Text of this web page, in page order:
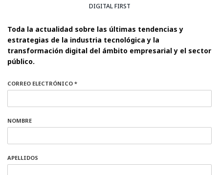
DIGITAL FIRST
Toda la actualidad sobre las últimas tendencias y
estrategias de la industria tecnológica y la
transformación digital del ámbito empresarial y el sector
público.
CORREO ELECTRÓNICO *
NOMBRE
APELLIDOS